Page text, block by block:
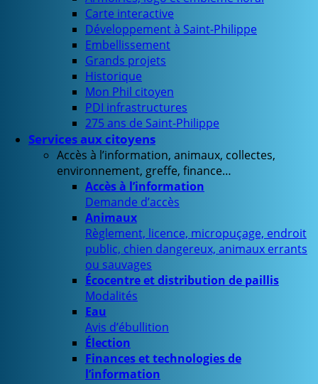
Carte interactive
Développement à Saint-Philippe
Embellissement
Grands projets
Historique
Mon Phil citoyen
PDI infrastructures
275 ans de Saint-Philippe
Services aux citoyens
Accès à l’information, animaux, collectes,
environnement, greffe, finance…
Accès à l’information
Demande d’accès
Animaux
Règlement, licence, micropuçage, endroit
public, chien dangereux, animaux errants
ou sauvages
Écocentre et distribution de paillis
Modalités
Eau
Avis d’ébullition
Élection
Finances et technologies de
l’information